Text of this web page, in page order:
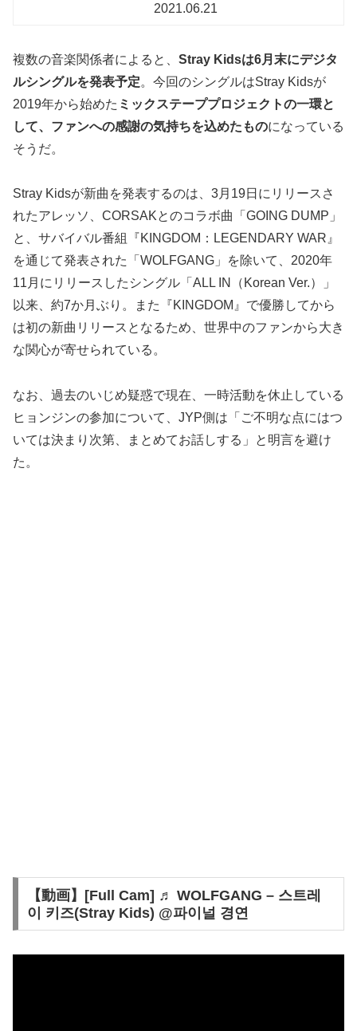
2021.06.21
複数の音楽関係者によると、 Stray Kidsは6月末にデジタ
ルシングルを発表予定。今回のシングルはStray Kidsが
2019年から始めた ミックステーププロジェクトの一環と
して、ファンへの感謝の気持ちを込めたものになっている
そうだ。
Stray Kidsが新曲を発表するのは、3月19日にリリースさ
れたアレッソ、CORSAKとのコラボ曲「GOING DUMP」
と、サバイバル番組『KINGDOM：LEGENDARY WAR』
を通じて発表された「WOLFGANG」を除いて、2020年
11月にリリースしたシングル「ALL IN（Korean Ver.）」
以来、約7か月ぶり。また『KINGDOM』で優勝してから
は初の新曲リリースとなるため、世界中のファンから大き
な関心が寄せられている。
なお、過去のいじめ疑惑で現在、一時活動を休止している
ヒョンジンの参加について、JYP側は「ご不明な点にはつ
いては決まり次第、まとめてお話しする」と明言を避け
た。
【動画】[Full Cam] ♬ WOLFGANG – 스트레
이 키즈(Stray Kids) @파이널 경연